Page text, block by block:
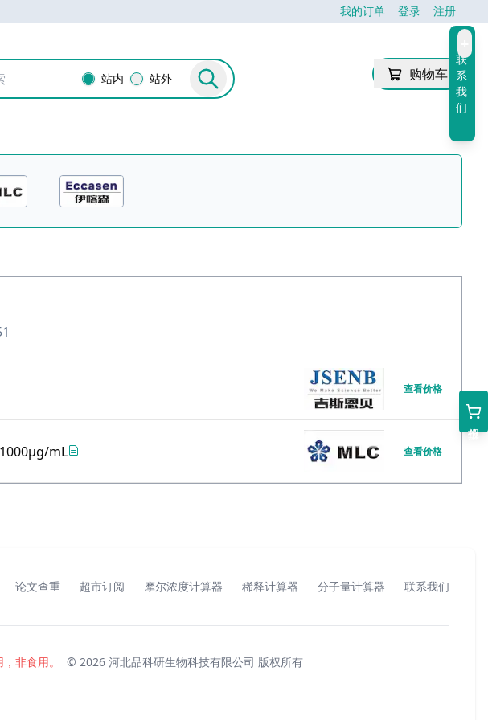
我的订单 登录 注册
站内 站外 购物车
查看价格
mL 查看价格
论文查重 超市订阅 摩尔浓度计算器 稀释计算器 分子量计算器 联系我们
非食用。 © 2026 河北品科研生物科技有限公司 版权所有
联
系
我
们
理理
刘薛